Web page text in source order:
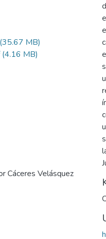
MB)
(4.16 MB)
Cáceres Velásquez